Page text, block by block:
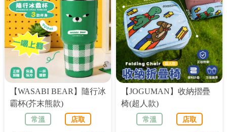
【WASABI BEAR】隨行冰
霸杯(芥末熊款)
常溫
店取
【JOGUMAN】收納摺疊
椅(超人款)
常溫
店取